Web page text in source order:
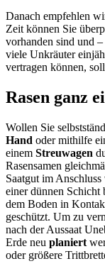
Danach empfehlen
Zeit können Sie
vorhanden sind und
viele Unkräuter
vertragen können,
Rasen ganz
Wollen Sie
Hand oder mithilfe
einem Streuwagen
Rasensamen
Saatgut im
einer dünnen Schicht
dem Boden in
geschützt. Um zu
nach der Aussaat
Erde neu planiert
oder größere